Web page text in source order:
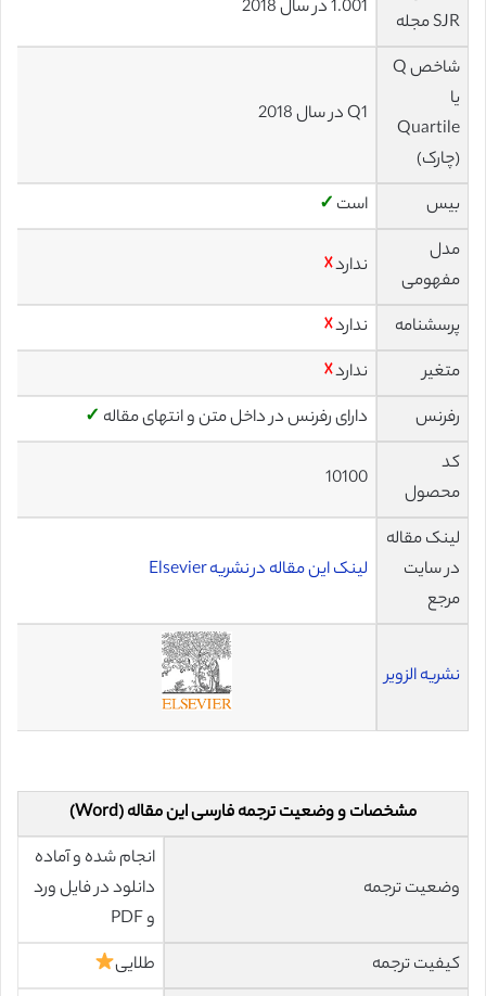
SJR مجله
1.001 در سال 2018
شاخص Q
یا
Quartile
(چارک)
Q1 در سال 2018
بیس است ✓
مدل
مفهومی
ندارد☓
پرسشنامه ندارد☓
متغیر
ندارد☓
رفرنس
دارای رفرنس در داخل متن و انتهای مقاله ✓
کد
محصول
10100
لینک مقاله
در سایت
مرجع
لینک این مقاله در نشریه Elsevier
نشریه الزویر
مشخصات و وضعیت ترجمه فارسی این مقاله (Word)
وضعیت ترجمه
انجام شده و آماده
دانلود در فایل ورد
و PDF
کیفیت ترجمه
طلایی